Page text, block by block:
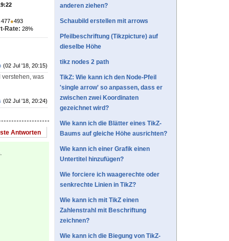
477●493
Rate: 28%
(02 Jul '18, 20:15)
verstehen, was
(02 Jul '18, 20:24)
Antworten
anderen ziehen?
Schaubild erstellen mit arrows
Pfeilbeschriftung (Tikzpicture) auf
dieselbe Höhe
tikz nodes 2 path
TikZ: Wie kann ich den Node-Pfeil
'single arrow' so anpassen, dass er
zwischen zwei Koordinaten
gezeichnet wird?
Wie kann ich die Blätter eines TikZ-
Baums auf gleiche Höhe ausrichten?
Wie kann ich einer Grafik einen
Untertitel hinzufügen?
Wie forciere ich waagerechte oder
senkrechte Linien in TikZ?
Wie kann ich mit TikZ einen
Zahlenstrahl mit Beschriftung
zeichnen?
Wie kann ich die Biegung von TikZ-